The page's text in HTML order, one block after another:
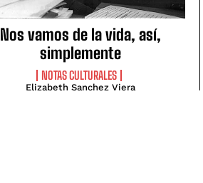
Nos vamos de la vida, así,
simplemente
NOTAS CULTURALES
Elizabeth Sanchez Viera